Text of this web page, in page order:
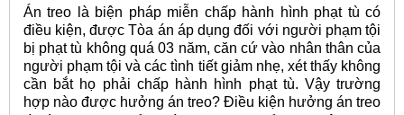
Án treo là biện pháp miễn chấp hành hình phạt tù có
điều kiện, được Tòa án áp dụng đối với người phạm tội
bị phạt tù không quá 03 năm, căn cứ vào nhân thân của
người phạm tội và các tình tiết giảm nhẹ, xét thấy không
cần bắt họ phải chấp hành hình phạt tù. Vậy trường
hợp nào được hưởng án treo? Điều kiện hưởng án treo